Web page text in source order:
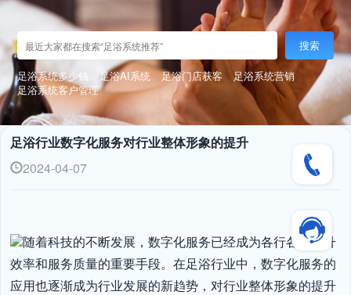
搜索
足浴系统多少钱 足浴AI系统 足浴门店获客
足浴系统营销
足浴系统客户管理
足浴行业数字化服务对行业整体形象的提升
2024-04-07
随着科技的不断发展，数字化服务已经成为各行各业提升
效率和服务质量的重要手段。在足浴行业中，数字化服务的
应用也逐渐成为行业发展的新趋势，对行业整体形象的提升